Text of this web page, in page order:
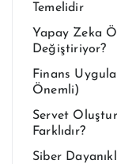
Temelidir
Yapay Zeka
Değiştiriyor?
Finans
Önemli)
Servet
Farklıdır?
Siber